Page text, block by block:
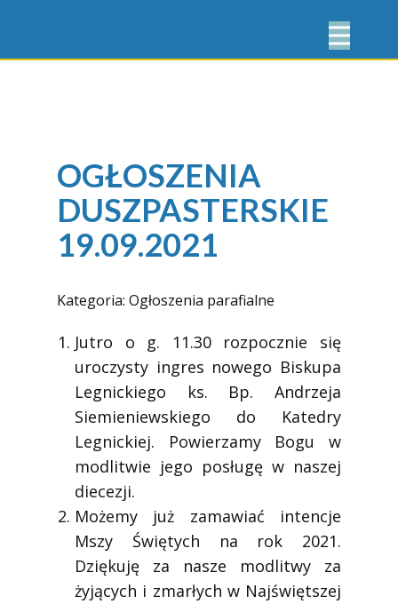
OGŁOSZENIA
DUSZPASTERSKIE
19.09.2021
Kategoria: Ogłoszenia parafialne
Jutro o g. 11.30 rozpocznie się
uroczysty ingres nowego Biskupa
Legnickiego ks. Bp. Andrzeja
Siemieniewskiego do Katedry
Legnickiej. Powierzamy Bogu w
modlitwie jego posługę w naszej
diecezji.
Możemy już zamawiać intencje
Mszy Świętych na rok 2021.
Dziękuję za nasze modlitwy za
żyjących i zmarłych w Najświętszej